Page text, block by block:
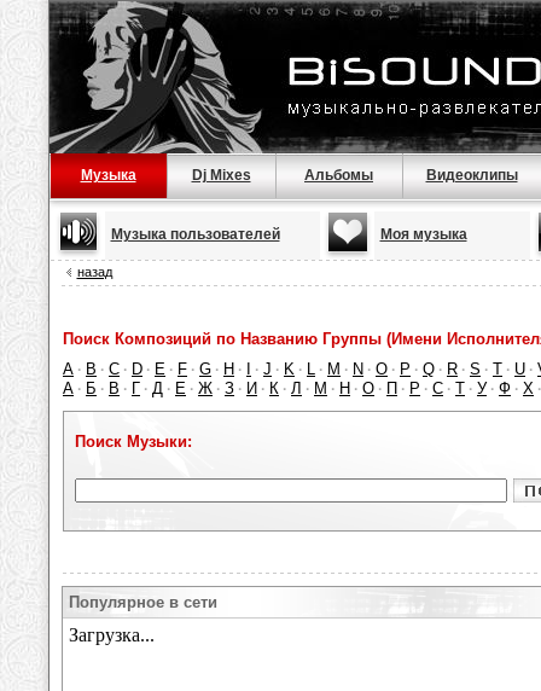
Музыка Dj Mixes Альбомы Видеоклипы
Музыка пользователей Моя музыка
назад
Поиск Композиций по Названию Группы (Имени
A · B · C · D · E · F · G · H · · J · K · L · M · N · O · P · Q · R · S · T · U ·
А · Б · В · Г · Д · Е · Ж · З · И · К · Л · М · Н · О · П · Р · С · Т · У · Ф · Х
Поиск Музыки:
Популярное в сети